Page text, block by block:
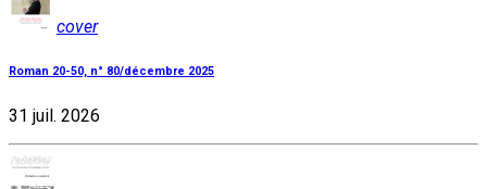
cover
Roman 20-50, n° 80/décembre 2025
31 juil. 2026